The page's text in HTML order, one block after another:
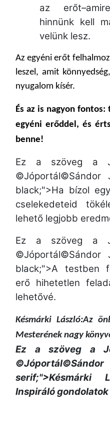
az
hinnünk kell
velünk lesz.
Az egyéni erőt
leszel, amit
nyugalom kísér.
És az is nagyon
egyéni erőddel, és
benne!
Ez a szöveg a
©Jóportál©Sándor
black;">Ha bízol
cselekedeteid
lehető legjobb
Ez a szöveg a
©Jóportál©Sándor
black;">A testben
erő hihetetlen
lehetővé.
Késmárki László:Az
Mesterének nagy
Ez a szöveg a
serif;">Késmárki
Inspiráló